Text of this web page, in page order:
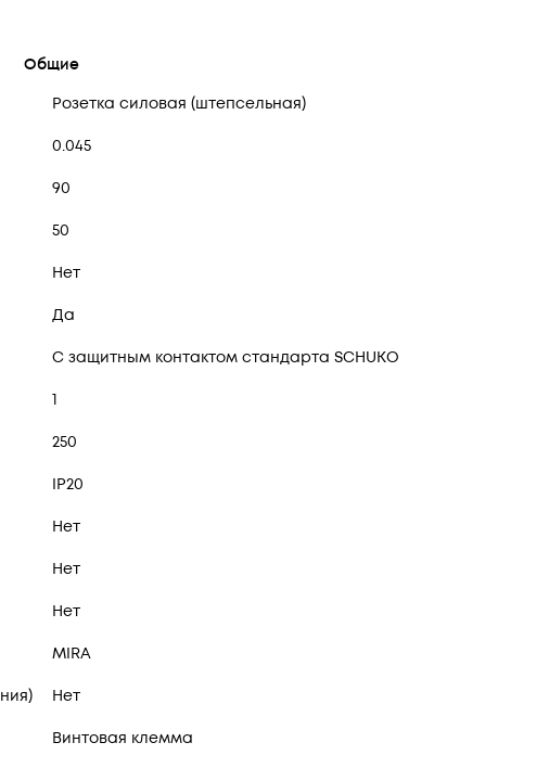
Общие
Розетка силовая (штепсельная)
0.045
90
50
Нет
Да
С защитным контактом стандарта SCHUKO
1
250
IP20
Нет
Нет
Нет
MIRA
Нет
Винтовая клемма